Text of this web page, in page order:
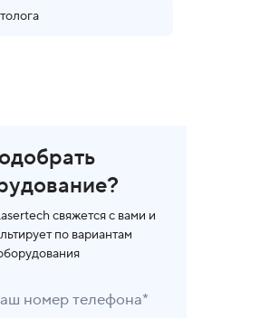
свяжется с вами и
по вариантам
номер телефона*